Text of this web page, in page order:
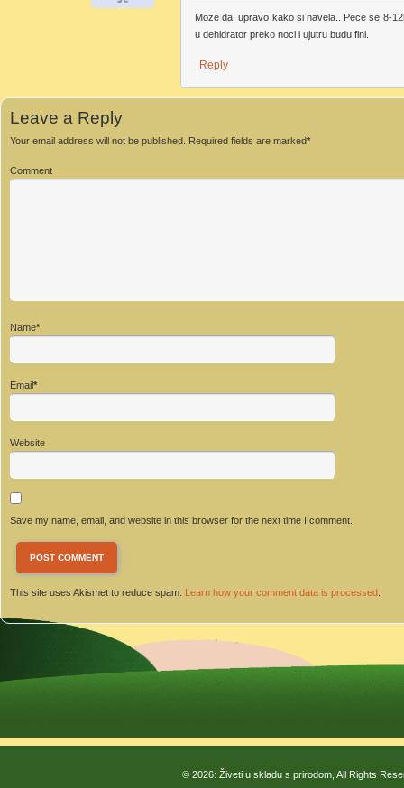
Moze da, upravo kako si navela.. Pece se 8-
u dehidrator preko noci i ujutru budu fini.
Reply
Leave a Reply
Your email address will not be published. Required fields are marked*
Comment
Name*
Email*
Website
Save my name, email, and website in this browser for the next time I comment.
This site uses Akismet to reduce spam. Learn how your comment data is processed
© 2026: Živeti u skladu s prirodom, All Rights